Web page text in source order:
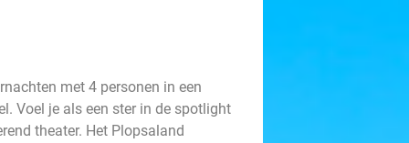
met 4 personen in een
Voel je als een ster in de spotlight
theater. Het Plopsaland